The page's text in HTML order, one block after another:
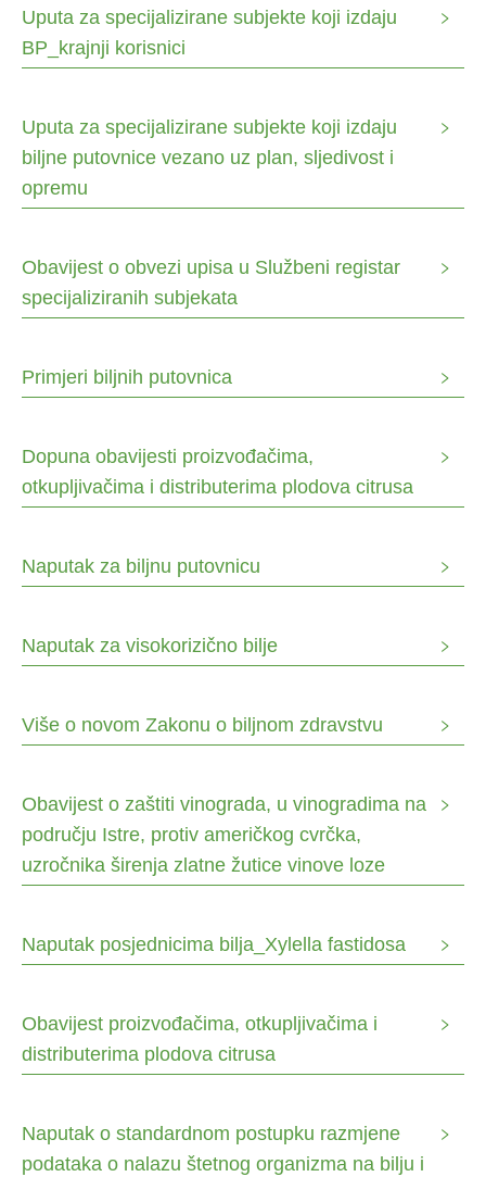
Uputa za specijalizirane subjekte koji izdaju
BP_krajnji korisnici
Uputa za specijalizirane subjekte koji izdaju
biljne putovnice vezano uz plan, sljedivost i
opremu
Obavijest o obvezi upisa u Službeni registar
specijaliziranih subjekata
Primjeri biljnih putovnica
Dopuna obavijesti proizvođačima,
otkupljivačima i distributerima plodova citrusa
Naputak za biljnu putovnicu
Naputak za visokorizično bilje
Više o novom Zakonu o biljnom zdravstvu
Obavijest o zaštiti vinograda, u vinogradima na
području Istre, protiv američkog cvrčka,
uzročnika širenja zlatne žutice vinove loze
Naputak posjednicima bilja_Xylella fastidosa
Obavijest proizvođačima, otkupljivačima i
distributerima plodova citrusa
Naputak o standardnom postupku razmjene
podataka o nalazu štetnog organizma na bilju i